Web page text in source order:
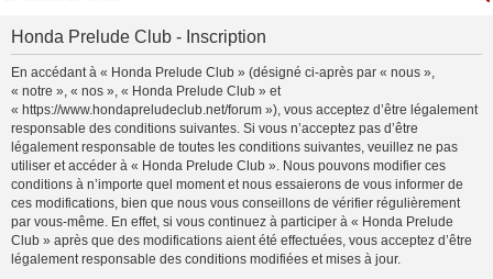
Honda Prelude Club - Inscription
En accédant à « Honda Prelude Club » (désigné ci-après par « nous »,
« notre », « nos », « Honda Prelude Club » et
« https://www.hondapreludeclub.net/forum »), vous acceptez d’être légalement
responsable des conditions suivantes. Si vous n’acceptez pas d’être
légalement responsable de toutes les conditions suivantes, veuillez ne pas
utiliser et accéder à « Honda Prelude Club ». Nous pouvons modifier ces
conditions à n’importe quel moment et nous essaierons de vous informer de
ces modifications, bien que nous vous conseillons de vérifier régulièrement
par vous-même. En effet, si vous continuez à participer à « Honda Prelude
Club » après que des modifications aient été effectuées, vous acceptez d’être
légalement responsable des conditions modifiées et mises à jour.